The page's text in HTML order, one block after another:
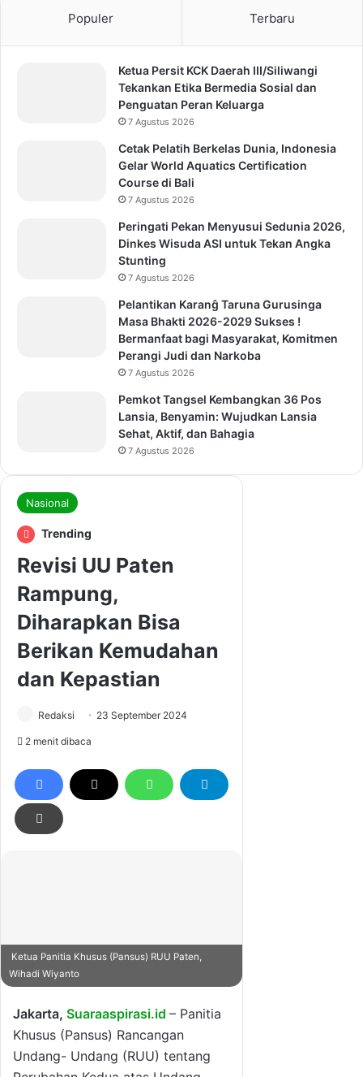
Populer Terbaru
Ketua Persit KCK Daerah III/Siliwangi
Tekankan Etika Bermedia Sosial dan
Penguatan Peran Keluarga
7 Agustus 2026
Cetak Pelatih Berkelas Dunia, Indonesia
Gelar World Aquatics Certification
Course di Bali
7 Agustus 2026
Peringati Pekan Menyusui Sedunia 2026,
Dinkes Wisuda ASI untuk Tekan Angka
Stunting
7 Agustus 2026
Pelantikan Karanĝ Taruna Gurusinga
Masa Bhakti 2026-2029 Sukses !
Bermanfaat bagi Masyarakat, Komitmen
Perangi Judi dan Narkoba
7 Agustus 2026
Pemkot Tangsel Kembangkan 36 Pos
Lansia, Benyamin: Wujudkan Lansia
Sehat, Aktif, dan Bahagia
7 Agustus 2026